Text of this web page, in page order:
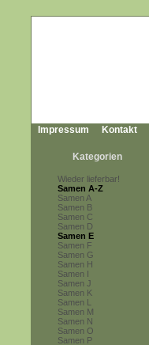
Impressum Kontakt
Kategorien
Wieder lieferbar!
Samen A-Z
Samen A
Samen B
Samen C
Samen D
Samen E
Samen F
Samen G
Samen H
Samen I
Samen J
Samen K
Samen L
Samen M
Samen N
Samen O
Samen P